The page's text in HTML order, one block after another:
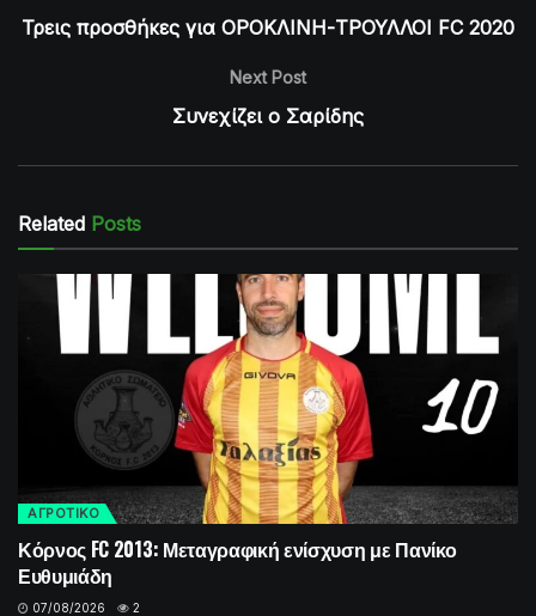
Τρεις προσθήκες για ΟΡΟΚΛΙΝΗ-ΤΡΟΥΛΛΟΙ FC 2020
Next Post
Συνεχίζει ο Σαρίδης
Related Posts
ΑΓΡΟΤΙΚΟ
Κόρνος FC 2013: Μεταγραφική ενίσχυση με Πανίκο
Ευθυμιάδη
07/08/2026 2